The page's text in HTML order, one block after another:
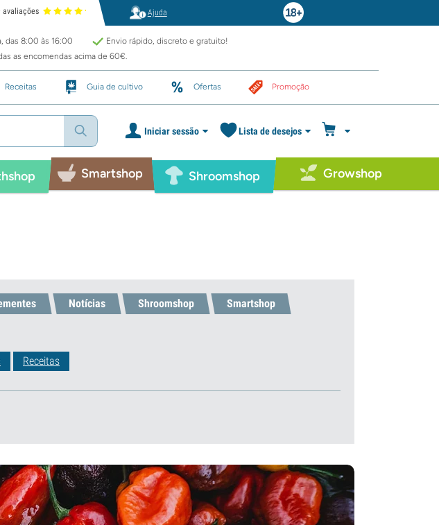
avaliações Ajuda
das 8:00 às 16:00
Envio rápido, discreto e gratuito!
as encomendas acima de 60€.
Receitas Guia de cultivo Ofertas Promoção
Iniciar sessão Lista de desejos
Smartshop Shroomshop Growshop
Notícias Shroomshop Smartshop
Receitas